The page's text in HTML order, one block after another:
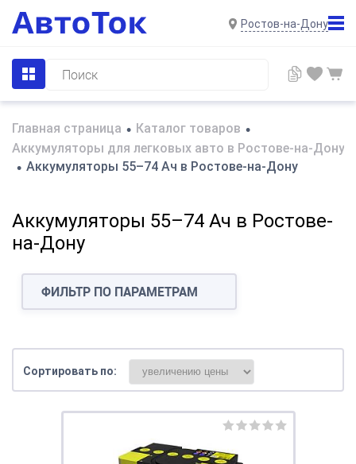
Ростов-на-Дону
Главная страница • Каталог товаров •
Аккумуляторы для легковых авто в Ростове-на-Дону
• Аккумуляторы 55–74 Ач в Ростове-на-Дону
Аккумуляторы 55–74 Ач в Ростове-
на-Дону
ФИЛЬТР ПО ПАРАМЕТРАМ
Сортировать по: